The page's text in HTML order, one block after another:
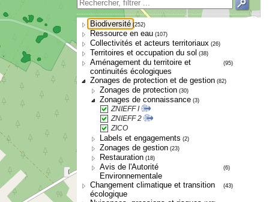
Biodiversité (252)
Ressource en eau (107)
Collectivités et acteurs territoriaux (26)
Territoires et occupation du sol (38)
Aménagement du territoire et
continuités écologiques
(95)
Zonages de protection et de gestion (82)
Zonages de protection (30)
Zonages de connaissance (3)
ZNIEFF I
ZNIEFF 2
ZICO
Labels et engagements (2)
Zonages de gestion (23)
Restauration (18)
Avis de l'Autorité
Environnementale
(6)
Changement climatique et transition
écologique
(43)